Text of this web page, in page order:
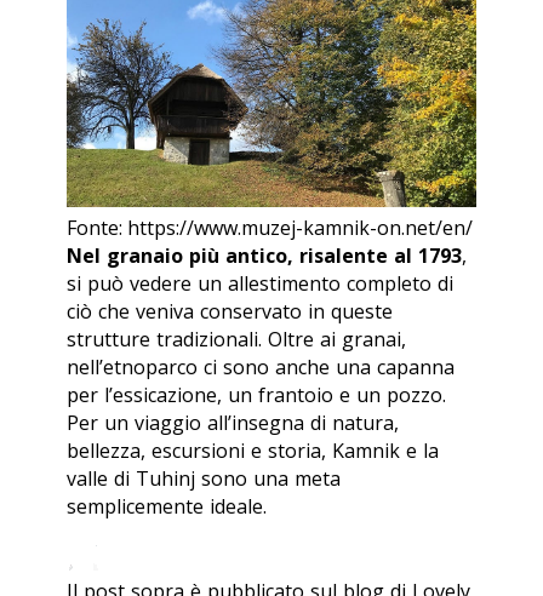
Fonte: https://www.muzej-kamnik-on.net/en/
Nel granaio più antico, risalente al 1793,
si può vedere un allestimento completo di
ciò che veniva conservato in queste
strutture tradizionali. Oltre ai granai,
nell’etnoparco ci sono anche una capanna
per l’essicazione, un frantoio e un pozzo.
Per un viaggio all’insegna di natura,
bellezza, escursioni e storia, Kamnik e la
valle di Tuhinj sono una meta
semplicemente ideale.